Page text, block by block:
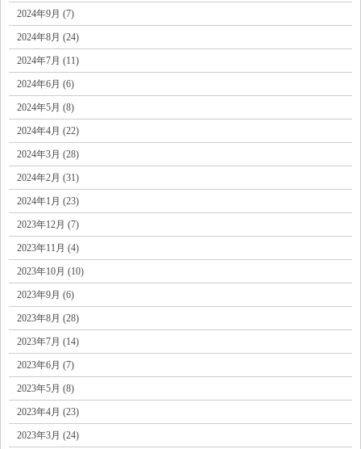
2024年9月 (7)
2024年8月 (24)
2024年7月 (11)
2024年6月 (6)
2024年5月 (8)
2024年4月 (22)
2024年3月 (28)
2024年2月 (31)
2024年1月 (23)
2023年12月 (7)
2023年11月 (4)
2023年10月 (10)
2023年9月 (6)
2023年8月 (28)
2023年7月 (14)
2023年6月 (7)
2023年5月 (8)
2023年4月 (23)
2023年3月 (24)